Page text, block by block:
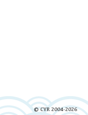
© CYR 2004-2026